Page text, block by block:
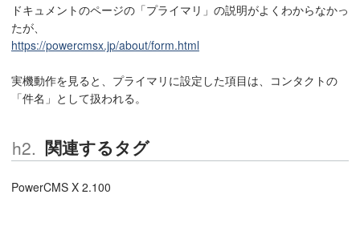
ドキュメントのページの「プライマリ」の説明がよくわからなかっ
たが、
https://powercmsx.jp/about/form.html
実機動作を見ると、プライマリに設定した項目は、コンタクトの
「件名」として扱われる。
関連するタグ
PowerCMS X 2.100